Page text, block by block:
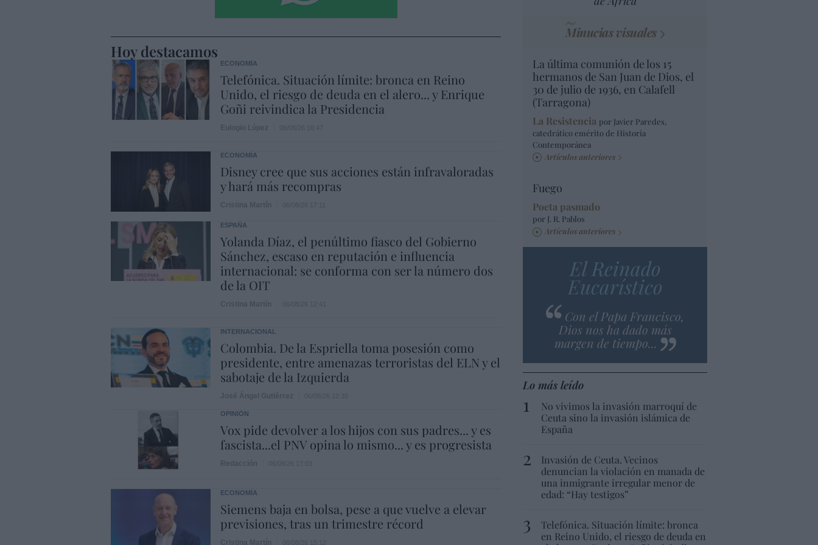
Hoy destacamos
ECONOMÍA
Telefónica. Situación límite: bronca en Reino
Unido, el riesgo de deuda en el alero... y Enrique
Goñi reivindica la Presidencia
ECONOMÍA
Disney cree que sus acciones están infravaloradas
y hará más recompras
ESPAÑA
Yolanda Díaz, el penúltimo fiasco del Gobierno
Sánchez, escaso en reputación e influencia
internacional: se conforma con ser la número dos
de la OIT
INTERNACIONAL
Colombia. De la Espriella toma posesión como
presidente, entre amenazas terroristas del ELN y el
sabotaje de la Izquierda
OPINIÓN
Vox pide devolver a los hijos con sus padres... y es
fascista...el PNV opina lo mismo... y es progresista
ECONOMÍA
Siemens baja en bolsa, pese a que vuelve a elevar
previsiones, tras un trimestre récord
Minucias visuales
La última comunión de los 15
hermanos de San Juan de Dios, el
30 de julio de 1936, en Calafell
(Tarragona)
La Resistencia por Javier Paredes,
catedrático emérito de Historia
Contemporánea
Artículos anteriores
Fuego
Poeta pasmado
por J. R. Pablos
Artículos anteriores
El Reinado
Eucarístico
Con el Papa Francisco,
Dios nos ha dado más
margen de tiempo...
Lo más leído
No vivimos la invasión marroquí de
Ceuta sino la invasión islámica de
España
Invasión de Ceuta. Vecinos
denuncian la violación en manada de
una inmigrante irregular menor de
edad: “Hay testigos”
Telefónica. Situación límite: bronca
en Reino Unido, el riesgo de deuda en